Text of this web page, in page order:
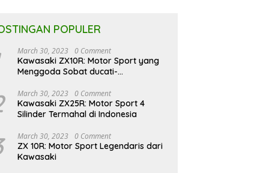
POPULER
March 30, 2023 0 Comment
Kawasaki ZX10R: Motor Sport yang
Menggoda Sobat ducati-
March 30, 2023 0 Comment
Kawasaki ZX25R: Motor Sport 4
Silinder Termahal di Indonesia
March 30, 2023 0 Comment
ZX 10R: Motor Sport Legendaris dari
Kawasaki